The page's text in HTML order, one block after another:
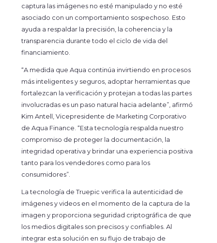
captura las imágenes no esté manipulado y no esté
asociado con un comportamiento sospechoso. Esto
ayuda a respaldar la precisión, la coherencia y la
transparencia durante todo el ciclo de vida del
financiamiento.
“A medida que Aqua continúa invirtiendo en procesos
más inteligentes y seguros, adoptar herramientas que
fortalezcan la verificación y protejan a todas las partes
involucradas es un paso natural hacia adelante”, afirmó
Kim Antell, Vicepresidente de Marketing Corporativo
de Aqua Finance. “Esta tecnología respalda nuestro
compromiso de proteger la documentación, la
integridad operativa y brindar una experiencia positiva
tanto para los vendedores como para los
consumidores”.
La tecnología de Truepic verifica la autenticidad de
imágenes y videos en el momento de la captura de la
imagen y proporciona seguridad criptográfica de que
los medios digitales son precisos y confiables. Al
integrar esta solución en su flujo de trabajo de